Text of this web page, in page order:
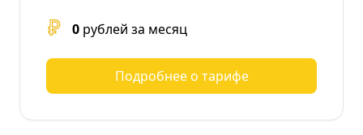
0 рублей за месяц
Подробнее о тарифе